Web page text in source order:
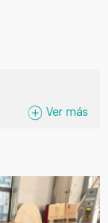
Ver más